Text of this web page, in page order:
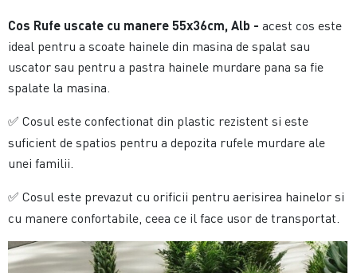
Cos Rufe uscate cu manere 55x36cm, Alb -acest cos este
ideal pentru a scoate hainele din masina de spalat sau
uscator sau pentru a pastra hainele murdare pana sa fie
spalate la masina.
✅Cosul este confectionat din plastic rezistent si este
suficient de spatios pentru a depozita rufele murdare ale
unei familii.
✅Cosul este prevazut cu orificii pentru aerisirea hainelor si
cu manere confortabile, ceea ce il face usor de transportat.